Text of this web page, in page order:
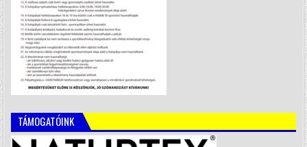
TÁMOGATÓINK